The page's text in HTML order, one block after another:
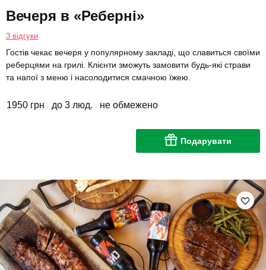
Вечеря в «Реберні»
3 відгуки
Гостів чекає вечеря у популярному закладі, що славиться своїми
реберцями на грилі. Клієнти зможуть замовити будь-які страви
та напої з меню і насолодитися смачною їжею.
1950 грн до 3 люд. не обмежено
Подарувати